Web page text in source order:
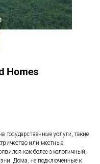
Homes
государственные услуги, такие
или местные
как более экологичный,
Дома, не подключенные к